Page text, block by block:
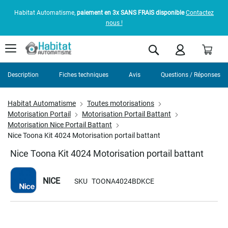
Habitat Automatisme, paiement en 3x SANS FRAIS disponible Contactez
nous !
Rechercher
Habitat Automatisme
Toutes motorisations
Motorisation Portail
Motorisation Portail Battant
Motorisation Nice Portail Battant
Nice Toona Kit 4024 Motorisation portail battant
Nice Toona Kit 4024 Motorisation portail battant
NICE SKU TOONA4024BDKCE
Description Fiches techniques Avis Questions / Réponses